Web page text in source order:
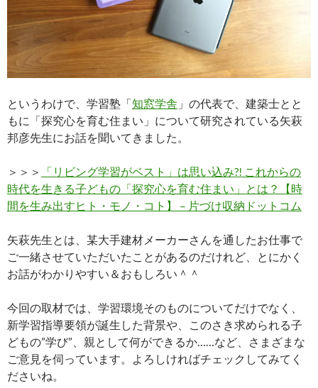
というわけで、学習塾「知窓学舎 」の代表で、建築士とと
もに「探究心を育む住まい」について研究されている矢萩
邦彦先生にお話を聞いてきました。
＞＞＞
「リビング学習がベスト」は思い込み?! これからの
時代を生きる子どもの「探究心を育む住まい」とは？【時
間を生み出すヒト・モノ・コト】 – 片づけ収納ドットコム
矢萩先生とは、某大手建材メーカーさんを通したお仕事で
ご一緒させていただいたことがあるのだけれど、とにかく
お話がわかりやすい＆おもしろい＾＾
今回の取材では、学習環境そのものについてだけでなく、
新学習指導要領が誕生した背景や、このさき求められる子
どもの”学び”、親として何ができるか……など、さまざまな
ご意見を伺っています。よろしければチェックしてみてく
ださいね。